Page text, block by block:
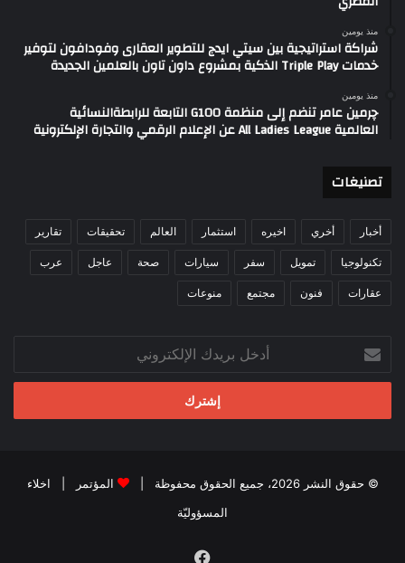
منذ يومين
شراكة استراتيجية بين سيتي ايدج للتطوير العقارى وفودافون لتوفير
خدمات Triple Play الذكية بمشروع داون تاون بالعلمين الجديدة
منذ يومين
چرمين عامر تنضم إلى منظمة G100 التابعة للرابطةالنسائية
العالمية All Ladies League عن الإعلام الرقمي والتجارة الإلكترونية
تصنيغات
أخبار أخري اخيره استثمار العالم تحقيقات تقارير
تكنولوجيا تمويل سفر سيارات صحة عاجل عرب
عقارات فنون مجتمع منوعات
بريدك
الإلكتروني
© حقوق النشر 2026، جميع الحقوق محفوظة | المؤتمر
اخلاء
المسؤوليّة
فيسبوك